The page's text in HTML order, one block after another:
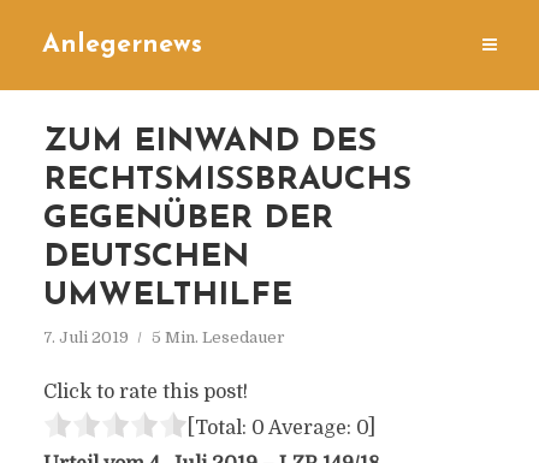
Anlegernews
ZUM EINWAND DES
RECHTSMISSBRAUCHS
GEGENÜBER DER
DEUTSCHEN
UMWELTHILFE
7. Juli 2019 5 Min. Lesedauer
Click to rate this post!
[Total: 0 Average: 0]